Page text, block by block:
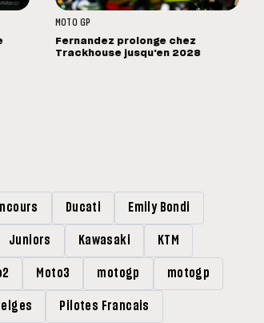
MOTO GP
Fernandez prolonge chez
Trackhouse jusqu'en 2028
Ducati Emily Bondi
Juniors Kawasaki KTM
Moto3 motogp motogp
Pilotes Francais